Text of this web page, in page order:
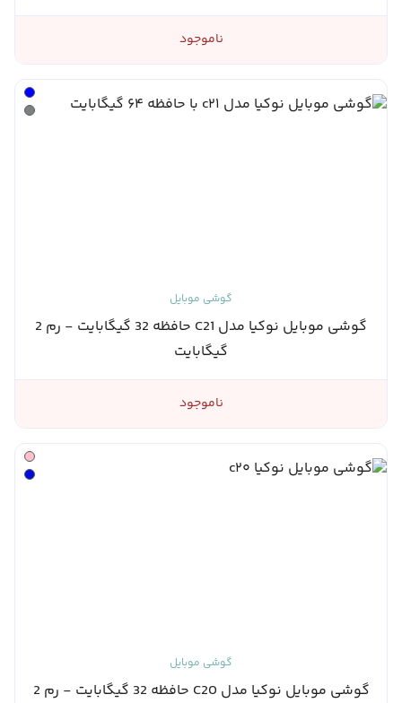
ناموجود
گوشی موبایل
گوشی موبایل نوکیا مدل C21 حافظه 32 گیگابایت - رم 2
گیگابایت
ناموجود
گوشی موبایل
گوشی موبایل نوکیا مدل C20 حافظه 32 گیگابایت - رم 2